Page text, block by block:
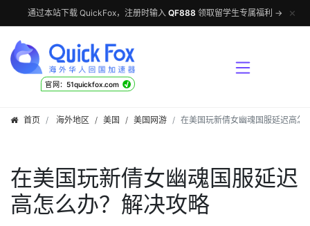
通过本站下载 QuickFox，注册时输入 QF888 领取留学生专属福利 → ✕
官网：51quickfox.com √
首页 海外地区 / 美国 / 美国网游 在美国玩新倩女幽魂国服延迟高怎
在美国玩新倩女幽魂国服延迟
高怎么办？解决攻略